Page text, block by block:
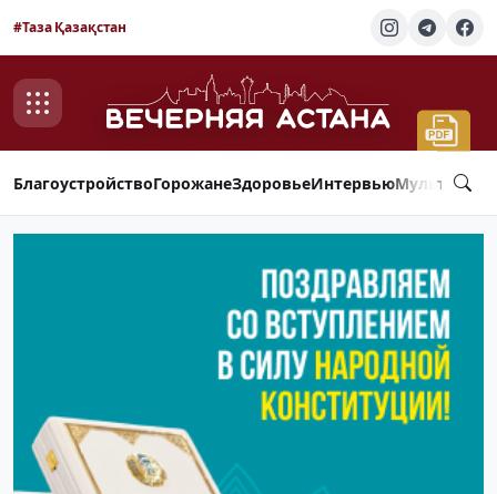
#Таза Қазақстан
БлагоустройствоГорожанеЗдоровьеИнтервью